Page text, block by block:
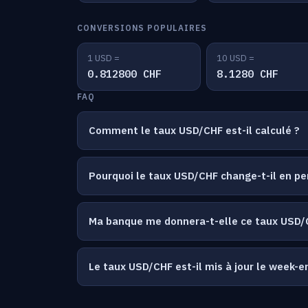
CONVERSIONS POPULAIRES
1 USD =
0.812800 CHF
10 USD =
8.1280 CHF
FAQ
Comment le taux USD/CHF est-il calculé ?
Pourquoi le taux USD/CHF change-t-il en
Ma banque me donnera-t-elle ce taux USD/
Le taux USD/CHF est-il mis à jour le week-